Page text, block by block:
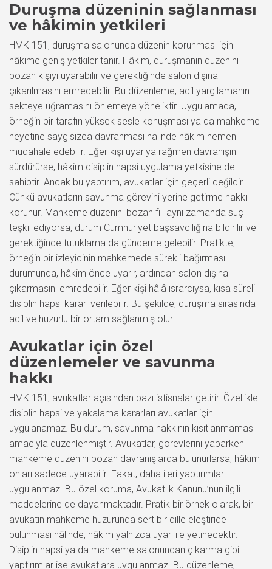
Duruşma düzeninin sağlanması
ve hâkimin yetkileri
HMK 151, duruşma salonunda düzenin korunması için
hâkime geniş yetkiler tanır. Hâkim, duruşmanın düzenini
bozan kişiyi uyarabilir ve gerektiğinde salon dışına
çıkarılmasını emredebilir. Bu düzenleme, adil yargılamanın
sekteye uğramasını önlemeye yöneliktir. Uygulamada,
örneğin bir tarafın yüksek sesle konuşması ya da mahkeme
heyetine saygısızca davranması halinde hâkim hemen
müdahale edebilir. Eğer kişi uyarıya rağmen davranışını
sürdürürse, hâkim disiplin hapsi uygulama yetkisine de
sahiptir. Ancak bu yaptırım, avukatlar için geçerli değildir.
Çünkü avukatların savunma görevini yerine getirme hakkı
korunur. Mahkeme düzenini bozan fiil aynı zamanda suç
teşkil ediyorsa, durum Cumhuriyet başsavcılığına bildirilir ve
gerektiğinde tutuklama da gündeme gelebilir. Pratikte,
örneğin bir izleyicinin mahkemede sürekli bağırması
durumunda, hâkim önce uyarır, ardından salon dışına
çıkarmasını emredebilir. Eğer kişi hâlâ ısrarcıysa, kısa süreli
disiplin hapsi kararı verilebilir. Bu şekilde, duruşma sırasında
adil ve huzurlu bir ortam sağlanmış olur.
Avukatlar için özel
düzenlemeler ve savunma
hakkı
HMK 151, avukatlar açısından bazı istisnalar getirir. Özellikle
disiplin hapsi ve yakalama kararları avukatlar için
uygulanamaz. Bu durum, savunma hakkının kısıtlanmaması
amacıyla düzenlenmiştir. Avukatlar, görevlerini yaparken
mahkeme düzenini bozan davranışlarda bulunurlarsa, hâkim
onları sadece uyarabilir. Fakat, daha ileri yaptırımlar
uygulanmaz. Bu özel koruma, Avukatlık Kanunu’nun ilgili
maddelerine de dayanmaktadır. Pratik bir örnek olarak, bir
avukatın mahkeme huzurunda sert bir dille eleştiride
bulunması hâlinde, hâkim yalnızca uyarı ile yetinecektir.
Disiplin hapsi ya da mahkeme salonundan çıkarma gibi
yaptırımlar ise avukatlara uygulanmaz. Bu düzenleme,